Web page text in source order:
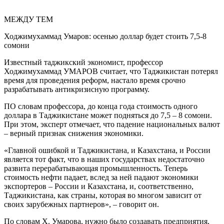
МЕЖДУ ТЕМ
Ходжимухаммад Умаров: осенью доллар будет стоить 7,5-8
сомони
Известный таджикский экономист, профессор
Ходжимухаммад УМАРОВ считает, что Таджикистан потерял
время для проведения реформ, настало время срочно
разрабатывать антикризисную программу.
ПО словам профессора, до конца года стоимость одного
доллара в Таджикистане может подняться до 7,5 – 8 сомони.
При этом, эксперт отмечает, что падение национальных валют
– верный признак снижения экономики.
«Главной ошибкой и Таджикистана, и Казахстана, и России
является тот факт, что в наших государствах недостаточно
развита перерабатывающая промышленность. Теперь
стоимость нефти падает, вслед за ней падают экономики
экспортеров – России и Казахстана, и, соответственно,
Таджикистана, как страны, которая во многом зависит от
своих зарубежных партнеров», – говорит он.
По словам Х. Умарова, нужно было создавать предприятия,